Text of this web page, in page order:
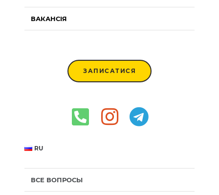
ВАКАНСІЯ
ЗАПИСАТИСЯ
RU
ВСЕ ВОПРОСЫ